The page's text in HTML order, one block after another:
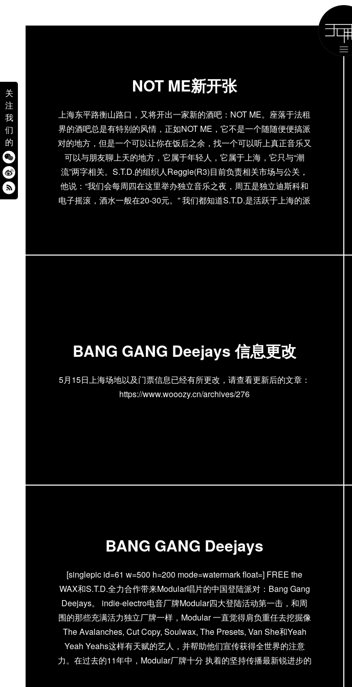
关
注
我
们
的
NOT ME新开张
上海东平路衡山路口，又将开出一家新的酒吧：NOT ME。座落于法租
界的酒吧总是有特别的风情，正如NOT ME，它不是一个随随便便搞派
对的地方，但是一个可以让你在饭后之余，找一个可以听上真正音乐又
可以与朋友聊上天的地方，它属于年轻人，它属于上海，它只与“潮
流”两字相关。S.T.D.的组织人Reggie(R3)目前负责相关市场与公关，
他说：“我们会每周四在这里举办独立音乐之夜，周五是独立迪斯科和
电子摇滚，酒水一般在20-30元。” 我们都知道S.T.D.是活跃于上海的派
一个能有second home感觉的酒吧，可不是一件容易的事情，它会不会
BANG GANG Deejays 信息更改
5月15日上海场地以及门票信息已经有所更改，请查看更新后的文章：
https://www.wooozy.cn/archives/276
BANG GANG Deejays
[singlepic id=61 w=500 h=200 mode=watermark float=] FREE the
WAX和S.T.D.全力合作带来Modular唱片的中国登陆派对：Bang Gang
Deejays。 indie-electro电音厂牌Modular四大登陆活动第一击，和周
围的那些充满活力独立厂牌一样，Modular 一直觉得肩负重任去挖掘像
The Avalanches, Cut Copy, Soulwax, The Presets, Van She和Yeah
Yeah Yeahs这样有天赋的艺人，并帮助他们宣传获得全世界的注意
力。在过去的11年中，Modular厂牌十分 执着的坚持传播最新锐进步的